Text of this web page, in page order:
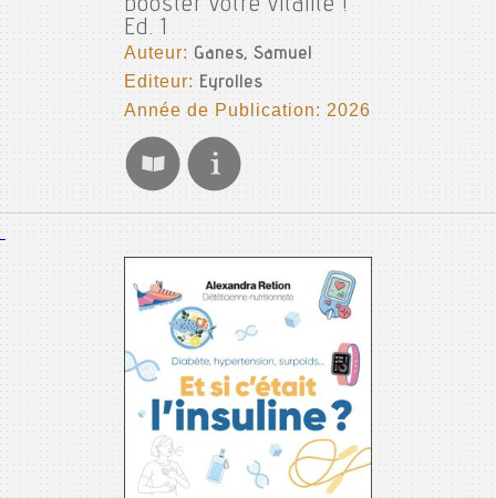
booster votre vitalité !
Ed. 1
Auteur:Ganes, Samuel
Editeur: Eyrolles
Année de Publication: 2026